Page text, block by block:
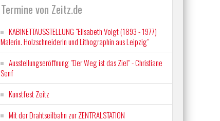
Termine von Zeitz.de
KABINETTAUSSTELLUNG "Elisabeth Voigt (1893 - 1977)
Malerin. Holzschneiderin und Lithographin aus Leipzig"
Ausstellungseröffnung "Der Weg ist das Ziel" - Christiane
Senf
Kunstfest Zeitz
Mit der Drahtseilbahn zur ZENTRALSTATION